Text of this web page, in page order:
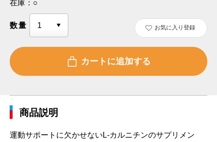
在庫： ○
数量 お気に入り登録
商品説明
運動サポートに欠かせないL-カルニチンのサプリメン